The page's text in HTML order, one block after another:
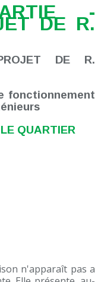
-
DE R.
DE R.
fonctionnement
QUARTIER
n'apparaît pas a